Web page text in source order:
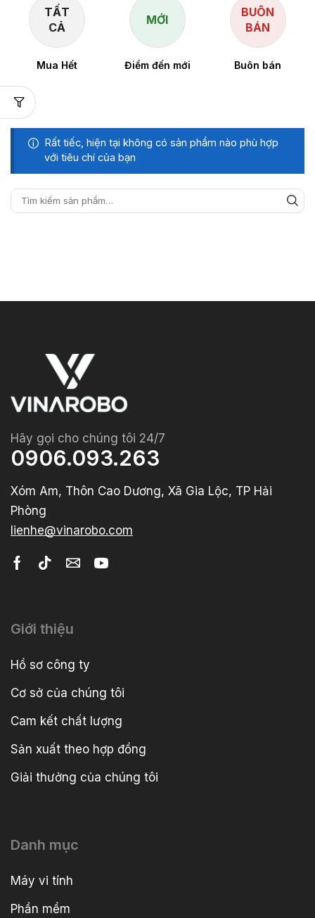
TẤT
CẢ
Mua Hết
MỚI
Điểm đến mới
BUÔN
BÁN
Buôn bán
Rất tiếc, hiện tại không có sản phẩm nào phù hợp
với tiêu chí của bạn
Hãy gọi cho chúng tôi 24/7
0906.093.263
Xóm Am, Thôn Cao Dương, Xã Gia Lộc, TP Hải
Phòng
lienhe@vinarobo.com
Giới thiệu
Hồ sơ công ty
Cơ sở của chúng tôi
Cam kết chất lượng
Sản xuất theo hợp đồng
Giải thưởng của chúng tôi
Danh mục
Máy vi tính
Phần mềm